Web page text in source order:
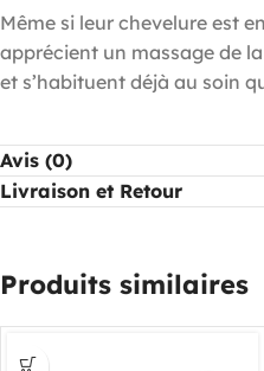
Même si leur chevelure est
apprécient un massage de
et s’habituent déjà au soin
Avis (0)
Livraison et Retour
Produits similaires